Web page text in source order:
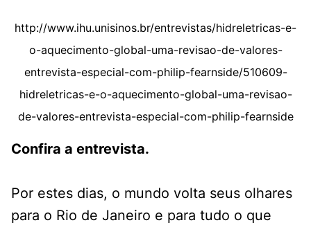
http://www.ihu.unisinos.br/entrevistas/hidreletricas-e-
o-aquecimento-global-uma-revisao-de-valores-
entrevista-especial-com-philip-fearnside/510609-
hidreletricas-e-o-aquecimento-global-uma-revisao-
de-valores-entrevista-especial-com-philip-fearnside
Confira a entrevista.
Por estes dias, o mundo volta seus olhares
para o Rio de Janeiro e para tudo o que